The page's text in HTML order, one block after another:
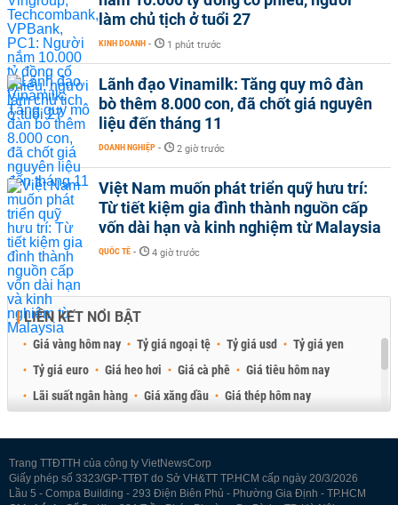
làm chủ tịch ở tuổi 27
KINH DOANH - 1 phút trước
Lãnh đạo Vinamilk: Tăng quy mô đàn
bò thêm 8.000 con, đã chốt giá nguyên
liệu đến tháng 11
DOANH NGHIỆP - 2 giờ trước
Việt Nam muốn phát triển quỹ hưu trí:
Từ tiết kiệm gia đình thành nguồn cấp
vốn dài hạn và kinh nghiệm từ Malaysia
QUỐC TẾ - 4 giờ trước
LIÊN KẾT NỔI BẬT
Giá vàng hôm nay Tỷ giá ngoại tệ Tỷ giá usd
Tỷ giá yen
Tỷ giá euro
Giá heo hơi Giá cà phê
Giá tiêu hôm nay
Lãi suất ngân hàng
Giá xăng dầu
Giá thép hôm nay
Trang TTĐTTH của công ty VietNewsCorp
Giấy phép số 3323/GP-TTĐT do Sở VH&TT TP.HCM cấp ngày 20/3/2026
Lầu 5 - Compa Building - 293 Điện Biên Phủ - Phường Gia Định - TP.HCM